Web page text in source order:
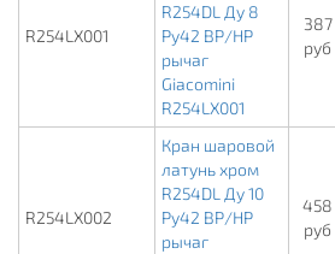
R254LX001
R254DL Ду 8
Ру42 ВР/НР
рычаг
Giacomini
R254LX001
387
руб
R254LX002
Кран шаровой
латунь хром
R254DL Ду 10
Ру42 ВР/НР
рычаг
458
руб